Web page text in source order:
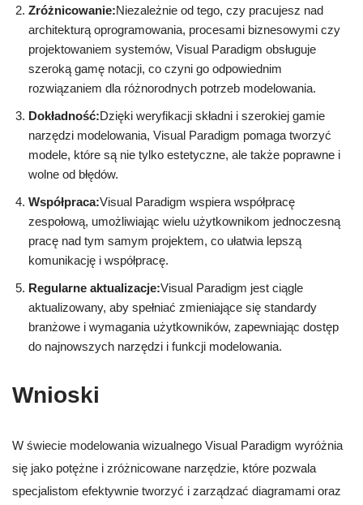
Zróżnicowanie:Niezależnie od tego, czy pracujesz nad
architekturą oprogramowania, procesami biznesowymi czy
projektowaniem systemów, Visual Paradigm obsługuje
szeroką gamę notacji, co czyni go odpowiednim
rozwiązaniem dla różnorodnych potrzeb modelowania.
Dokładność:Dzięki weryfikacji składni i szerokiej gamie
narzędzi modelowania, Visual Paradigm pomaga tworzyć
modele, które są nie tylko estetyczne, ale także poprawne i
wolne od błędów.
Współpraca:Visual Paradigm wspiera współpracę
zespołową, umożliwiając wielu użytkownikom jednoczesną
pracę nad tym samym projektem, co ułatwia lepszą
komunikację i współpracę.
Regularne aktualizacje:Visual Paradigm jest ciągle
aktualizowany, aby spełniać zmieniające się standardy
branżowe i wymagania użytkowników, zapewniając dostęp
do najnowszych narzędzi i funkcji modelowania.
Wnioski
W świecie modelowania wizualnego Visual Paradigm wyróżnia
się jako potężne i zróżnicowane narzędzie, które pozwala
specjalistom efektywnie tworzyć i zarządzać diagramami oraz